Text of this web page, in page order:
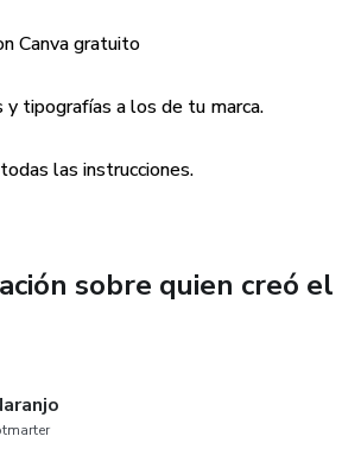
Canva gratuito
y tipografías a los de tu marca.
las instrucciones.
sobre quien creó el